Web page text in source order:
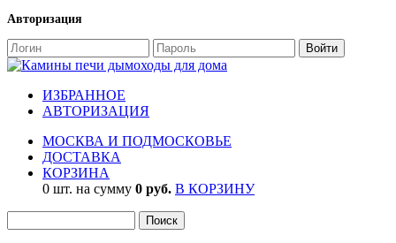
Авторизация
ИЗБРАННОЕ
АВТОРИЗАЦИЯ
МОСКВА И ПОДМОСКОВЬЕ
ДОСТАВКА
КОРЗИНА
0 шт. на сумму 0 руб. В КОРЗИНУ